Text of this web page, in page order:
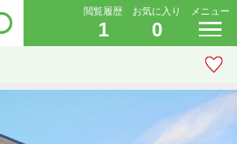
閲覧履歴
1
お気に入り
0
メニュー